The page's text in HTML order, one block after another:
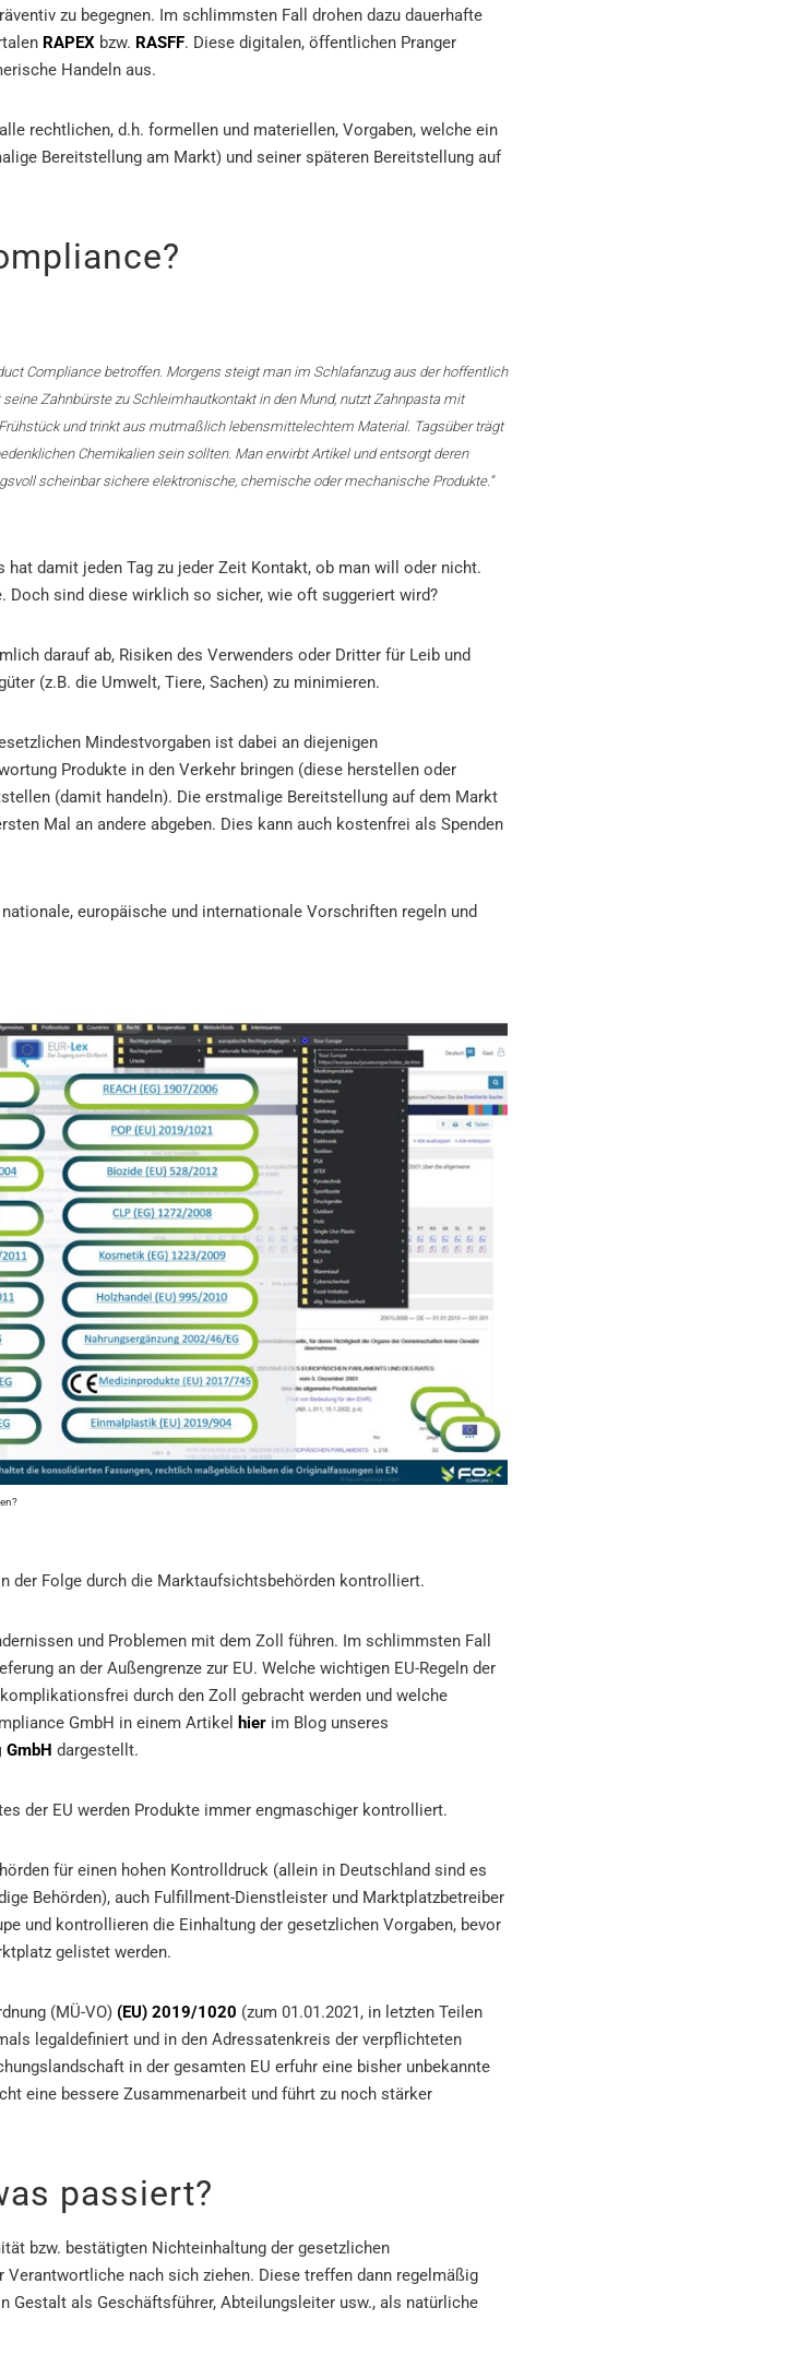
zu begegnen. Im schlimmsten Fall drohen dazu dauerhafte
RAPEX bzw. RASFF. Diese digitalen, öffentlichen Pranger
Handeln aus.
alle rechtlichen, d.h. formellen und materiellen, Vorgaben, welche ein
Bereitstellung am Markt) und seiner späteren Bereitstellung auf
Compliance betroffen. Morgens steigt man im Schlafanzug aus der hoffentlich
Zahnbürste zu Schleimhautkontakt in den Mund, nutzt Zahnpasta mit
und trinkt aus mutmaßlich lebensmittelechtem Material. Tagsüber trägt
Chemikalien sein sollten. Man erwirbt Artikel und entsorgt deren
scheinbar sichere elektronische, chemische oder mechanische Produkte.“
damit jeden Tag zu jeder Zeit Kontakt, ob man will oder nicht.
Doch sind diese wirklich so sicher, wie oft suggeriert wird?
darauf ab, Risiken des Verwenders oder Dritter für Leib und
(z.B. die Umwelt, Tiere, Sachen) zu minimieren.
Mindestvorgaben ist dabei an diejenigen
Produkte in den Verkehr bringen (diese herstellen oder
(damit handeln). Die erstmalige Bereitstellung auf dem Markt
Mal an andere abgeben. Dies kann auch kostenfrei als Spenden
europäische und internationale Vorschriften regeln und
der Folge durch die Marktaufsichtsbehörden kontrolliert.
und Problemen mit dem Zoll führen. Im schlimmsten Fall
an der Außengrenze zur EU. Welche wichtigen EU-Regeln der
durch den Zoll gebracht werden und welche
GmbH in einem Artikel hier im Blog unseres
GmbH dargestellt.
der EU werden Produkte immer engmaschiger kontrolliert.
für einen hohen Kontrolldruck (allein in Deutschland sind es
Behörden), auch Fulfillment-Dienstleister und Marktplatzbetreiber
und kontrollieren die Einhaltung der gesetzlichen Vorgaben, bevor
gelistet werden.
(MÜ-VO) (EU) 2019/1020 (zum 01.01.2021, in letzten Teilen
legaldefiniert und in den Adressatenkreis der verpflichteten
in der gesamten EU erfuhr eine bisher unbekannte
eine bessere Zusammenarbeit und führt zu noch stärker
passiert?
bzw. bestätigten Nichteinhaltung der gesetzlichen
Verantwortliche nach sich ziehen. Diese treffen dann regelmäßig
Gestalt als Geschäftsführer, Abteilungsleiter usw., als natürliche